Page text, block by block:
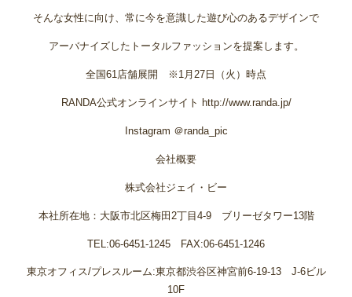
そんな女性に向け、常に今を意識した遊び心のあるデザインで
アーバナイズしたトータルファッションを提案します。
全国61店舗展開 ※1月27日（火）時点
RANDA公式オンラインサイト http://www.randa.jp/
Instagram ＠randa_pic
会社概要
株式会社ジェイ・ビー
本社所在地：大阪市北区梅田2丁目4-9 ブリーゼタワー13階
TEL:06-6451-1245 FAX:06-6451-1246
東京オフィス/プレスルーム:東京都渋谷区神宮前6-19-13 J-6ビル
10F